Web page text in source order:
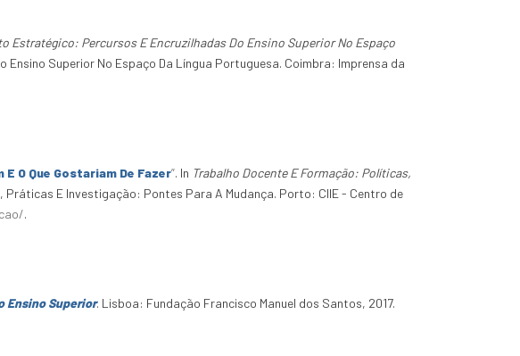
Estratégico: Percursos E Encruzilhadas Do Ensino Superior No Espaço
Superior No Espaço Da Língua Portuguesa. Coimbra: Imprensa da
O Que Gostariam De Fazer”. In Trabalho Docente E Formação: Políticas,
E Investigação: Pontes Para A Mudança. Porto: CIIE - Centro de
.
Ensino Superior. Lisboa: Fundação Francisco Manuel dos Santos, 2017.